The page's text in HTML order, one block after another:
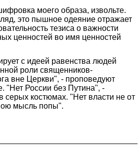
моего образа, извольте.
это пышное одеяние отражает
тезиса о важности
ценностей во имя ценностей
с идеей равенства людей
роли священников-
вне Церкви", - проповедуют
"Нет России без Путина", -
серых костюмах. "Нет власти не от
мысль попы".